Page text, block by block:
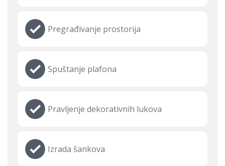
Pregrađivanje prostorija
Spuštanje plafona
Pravljenje dekorativnih lukova
Izrada šankova